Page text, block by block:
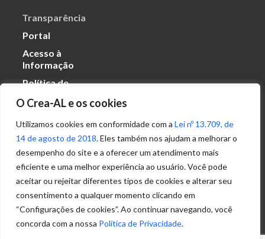
O Crea-AL e os cookies
Utilizamos cookies em conformidade com a Lei nº 13.709, de
14 de agosto de 2018. Eles também nos ajudam a melhorar o
desempenho do site e a oferecer um atendimento mais
eficiente e uma melhor experiência ao usuário. Você pode
aceitar ou rejeitar diferentes tipos de cookies e alterar seu
consentimento a qualquer momento clicando em
“Configurações de cookies”. Ao continuar navegando, você
concorda com a nossa Política de Privacidade.
Transparência
Portal
Acesso à
Informação
Política de
Dados
Ouvidoria
(82) 2123 0864
ouvidoria@crea-al.org.br
Fale Conosco
(82) 2123 0866